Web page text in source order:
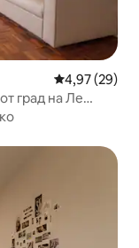
Просечна
4,97 (29)
град на Ле